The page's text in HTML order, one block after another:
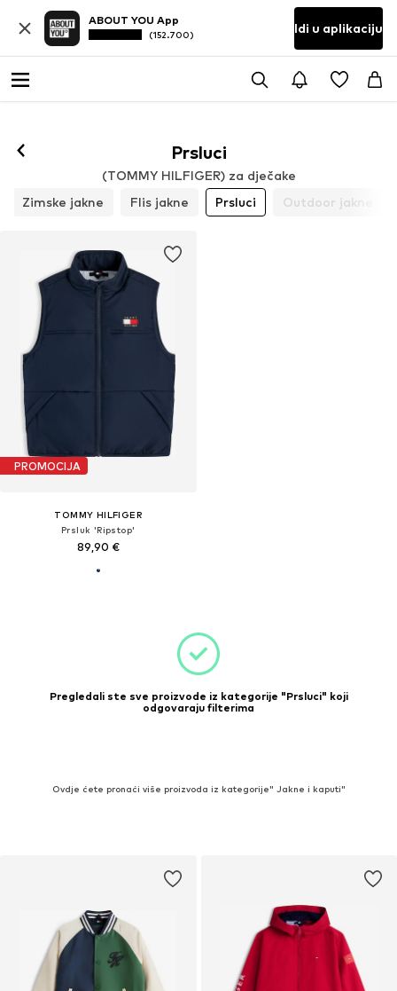
ABOUT YOU App
(152.700) Idi u aplikaciju
Prsluci
(TOMMY HILFIGER) za dječake
Zimske jakne
Flis jakne Prsluci Outdoor jakne
PROMOCIJA
TOMMY HILFIGER
Prsluk 'Ripstop'
89,90 €
Pregledali ste sve proizvode iz kategorije "Prsluci" koji
odgovaraju filterima
Ovdje ćete pronaći više proizvoda iz kategorije" Jakne i kaputi"